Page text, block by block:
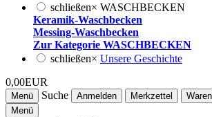
schließen× WASCHBECKEN
Keramik-Waschbecken
Messing-Waschbecken
Zur Kategorie WASCHBECKEN
schließen× Unsere Geschichte
0,00EUR
Menü Suche Anmelden Merkzettel
Menü